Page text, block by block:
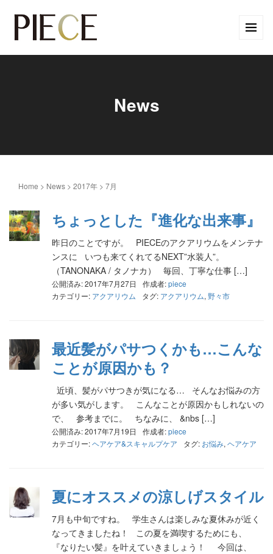
News
Home > News > 2017年 > 7月
ちょっとした『進化な出来事』
昨日のことですが。 PIECEのアクアリウムをメンテナ
ンスに いつも来てくれてるNEXT”水装人”。
（TANONAKA / タノナカ） 毎回、丁寧な仕事 […]
公開済み: 2017年7月27日 作成者:piece
カテゴリー: アクアリウム タグ: アクアリウム, 野々市
最近髪がパサつくかも…こんな
ことが原因かも？
近頃、髪がパサつきが気になる… そんなお悩みの方
が多い気がします。 こんなことが原因かもしれないの
で、 参考までに。 ちなみに、 &nbs […]
公開済み: 2017年7月19日 作成者:piece
カテゴリー:ヘアケア&スキャルプケア タグ: お悩み, ヘアケア
夏にオススメの涼しげスタイル
7月も中旬ですね。 学生さんは楽しみな夏休みが近く
なってきましたね！ この夏を満喫するためにも、
『なりたい髪』を叶えていきましょう！ 今回は、